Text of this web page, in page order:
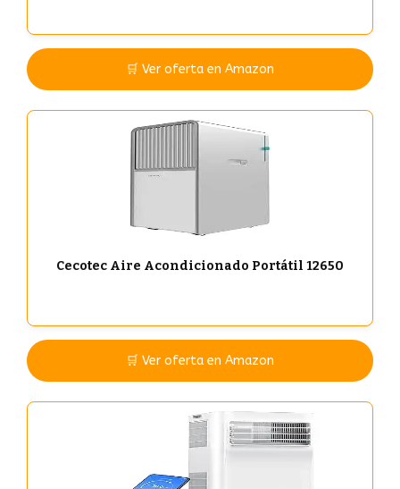
🛒 Ver oferta en Amazon
Cecotec Aire Acondicionado Portátil 12650
🛒 Ver oferta en Amazon